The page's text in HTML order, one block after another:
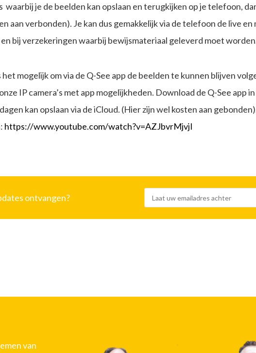
waarbij je de beelden kan opslaan en terugkijken op je telefoon,
aan verbonden). Je kan dus gemakkelijk via de telefoon de live
en bij verzekeringen waarbij bewijsmateriaal geleverd moet
het mogelijk om via de Q-See app de beelden te kunnen blijven
onze IP camera’s met app mogelijkheden. Download de Q-See app
kan opslaan via de iCloud. (Hier zijn wel kosten aan
https://www.youtube.com/watch?v=AZJbvrMjvjI
ontvangen?
van